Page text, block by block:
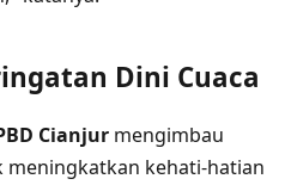
Dini Cuaca
Cianjur mengimbau
kehati-hatian